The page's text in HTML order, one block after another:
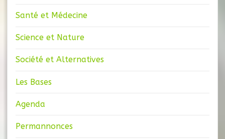
Santé et Médecine
Science et Nature
Société et Alternatives
Les Bases
Agenda
Permannonces